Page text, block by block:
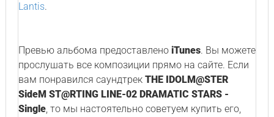
Lantis.
Превью альбома предоставлено iTunes. Вы можете
прослушать все композиции прямо на сайте. Если
вам понравился саундтрек THE IDOLM@STER
SideM ST@RTING LINE-02 DRAMATIC STARS -
Single, то мы настоятельно советуем купить его,